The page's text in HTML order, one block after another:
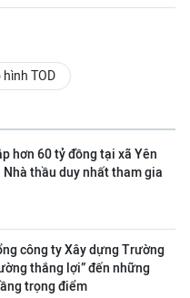
hình TOD
hơn 60 tỷ đồng tại xã Yên
Nhà thầu duy nhất tham gia
công ty Xây dựng Trường
thắng lợi” đến những
trọng điểm